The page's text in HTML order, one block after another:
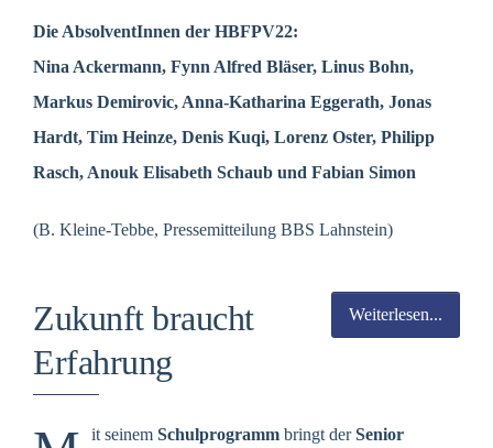
Die AbsolventInnen der HBFPV22:
Nina Ackermann, Fynn Alfred Bläser, Linus Bohn,
Markus Demirovic, Anna-Katharina Eggerath, Jonas
Hardt, Tim Heinze, Denis Kuqi, Lorenz Oster, Philipp
Rasch, Anouk Elisabeth Schaub und Fabian Simon
(B. Kleine-Tebbe, Pressemitteilung BBS Lahnstein)
Weiterlesen...
Zukunft braucht
Erfahrung
it seinem Schulprogramm bringt derSenior